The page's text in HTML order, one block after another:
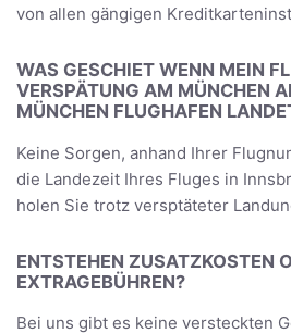
von allen gängigen
WAS GESCHIET WENN MEIN
VERSPÄTUNG AM MÜNCHEN
MÜNCHEN FLUGHAFEN
Keine Sorgen, anhand Ihrer
die Landezeit Ihres Fluges in
holen Sie trotz versptäteter
ENTSTEHEN ZUSATZKOSTEN
EXTRAGEBÜHREN?
Bei uns gibt es keine versteckten